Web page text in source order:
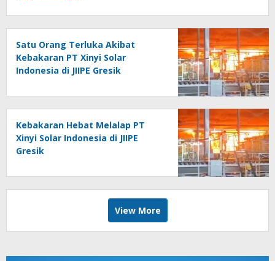
Satu Orang Terluka Akibat
Kebakaran PT Xinyi Solar
Indonesia di JIIPE Gresik
Kebakaran Hebat Melalap PT
Xinyi Solar Indonesia di JIIPE
Gresik
View More